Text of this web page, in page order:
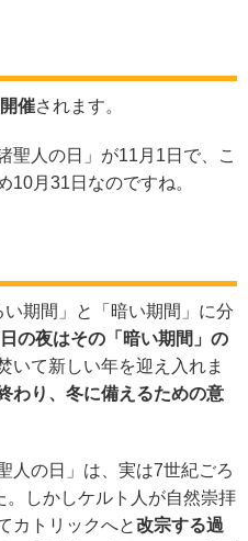
催されます。
聖人の日」が11月1日で、こ
10月31日なのですね。
期間」と「暗い期間」に分
の夜はその「暗い期間」の
いて新しい年を迎え入れま
わり、冬に備えるための意
人の日」は、実は7世紀ごろ
。しかしケルト人が自然崇拝
カトリックへと改宗する過